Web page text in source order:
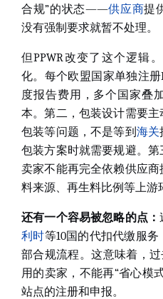
合规”的状态——供应商提
没有强制要求就暂不处理。
但PPWR改变了这个逻辑
化。每个欧盟国家单独注
度报告费用，多个国家叠
本。第二，包装设计需要
包装等问题，不是等到 海关
包装方案时就需要规避。第
卖家不能再完全依赖供应
料来源、再生料比例等上游
还有一个容易被忽略的点 ：
利时等10国的代扣代缴服
部合规流程。这意味着，
用的卖家，不能再“省心模
站点的注册和申报。